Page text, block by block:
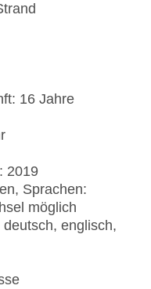
16 Jahre
2019
Sprachen:
möglich
englisch,